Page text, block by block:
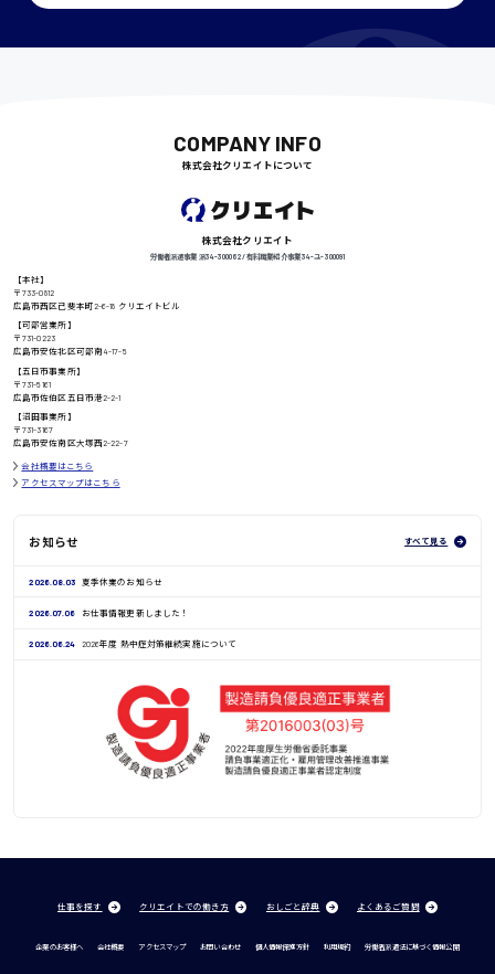
千葉県
高知県
鳥取県
日給8000円〜
COMPANY INFO
株式会社クリエイトについて
株式会社クリエイト
労働者派遣事業 派34-300062 / 有料職業紹介事業 34-ユ-300091
【本社】
〒733-0812
広島市西区己斐本町2-6-18 クリエイトビル
【可部営業所】
〒731-0223
広島市安佐北区可部南4-17-5
【五日市事業所】
〒731-5161
広島市佐伯区五日市港2-2-1
【沼田事業所】
〒731-3167
広島市安佐南区大塚西2-22-7
会社概要はこちら
アクセスマップはこちら
お知らせ すべて見る
2026.08.03 夏季休業のお知らせ
2026.07.06 お仕事情報更新しました！
2026.06.24 2026年度 熱中症対策継続実施について
仕事を探す クリエイトでの働き方 おしごと辞典 よくあるご質問
企業のお客様へ 会社概要 アクセスマップ お問い合わせ 個人情報保護方針 利用規約 労働者派遣法に基づく情報公開